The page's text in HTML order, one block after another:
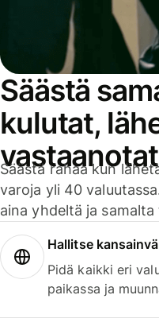
Säästä
kulutat,
Säästä rahaa kun
varoja yli 40
aina yhdeltä ja samalta
Hallitse
Pidä kaikki eri
paikassa ja